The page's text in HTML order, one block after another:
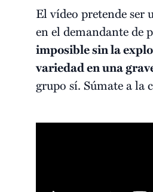
El vídeo pretende ser
en el demandante
imposible sin la
variedad en una
grupo sí. Súmate a la